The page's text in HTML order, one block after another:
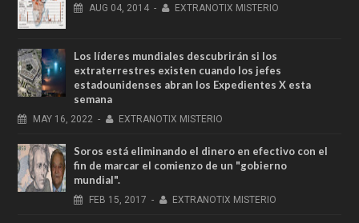
AUG 04, 2014 - EXTRANOTIX MISTERIO
Los líderes mundiales descubrirán si los
extraterrestres existen cuando los jefes
estadounidenses abran los Expedientes X esta
semana
MAY 16, 2022 - EXTRANOTIX MISTERIO
Soros está eliminando el dinero en efectivo con el
fin de marcar el comienzo de un "gobierno
mundial".
FEB 15, 2017 - EXTRANOTIX MISTERIO